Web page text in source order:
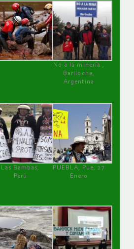
No a la minería ,
Bariloche,
Argentina
Las Bambas,
Perú
PUEBLA, Pue, 27
Enero